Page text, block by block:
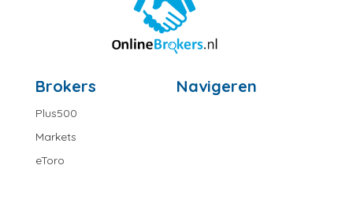
Brokers
Plus500
Markets
eToro
Navigeren